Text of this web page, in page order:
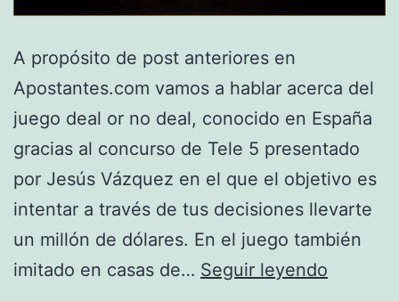
A propósito de post anteriores en
Apostantes.com vamos a hablar acerca del
juego deal or no deal, conocido en España
gracias al concurso de Tele 5 presentado
por Jesús Vázquez en el que el objetivo es
intentar a través de tus decisiones llevarte
un millón de dólares. En el juego también
imitado en casas de… Seguir leyendo